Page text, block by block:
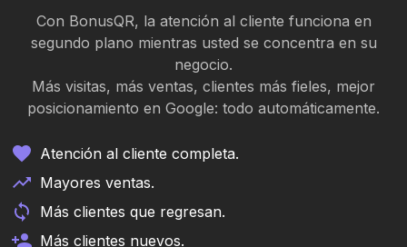
Con BonusQR, la atención al cliente funciona en
segundo plano mientras usted se concentra en su
negocio.
Más visitas, más ventas, clientes más fieles, mejor
posicionamiento en Google: todo automáticamente.
Atención al cliente completa.
Mayores ventas.
Más clientes que regresan.
Más clientes nuevos.